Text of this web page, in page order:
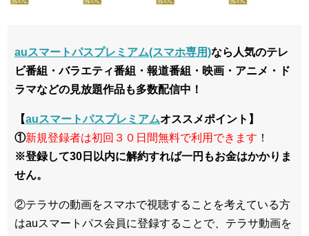
auスマートパスプレミアム(スマホ専用)なら人気のテレ
ビ番組・バラエティ番組・報道番組・映画・アニメ・ド
ラマなどの見放題作品も多数配信中！
【auスマートパスプレミアムオススメポイント】
①新規登録者は初回３０日間無料で利用できます ！
※登録して30日以内に解約すれば一円もお金はかかりま
せん。
②テラサの動画をスマホで視聴することを考えている方
はauスマートパス会員に登録することで、テラサ動画を